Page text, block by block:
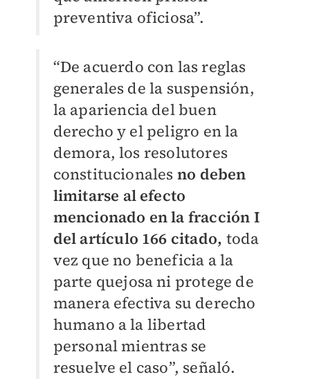
preventiva oficiosa”.
“De acuerdo con las reglas
generales de la suspensión,
la apariencia del buen
derecho y el peligro en la
demora, los resolutores
constitucionales no deben
limitarse al efecto
mencionado en la fracción I
del artículo 166 citado, toda
vez que no beneficia a la
parte quejosa ni protege de
manera efectiva su derecho
humano a la libertad
personal mientras se
resuelve el caso”, señaló.